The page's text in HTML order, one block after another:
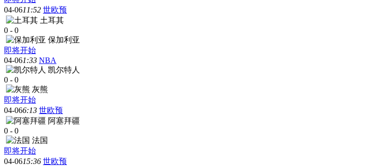
04-0611:52 世欧预
土耳其
0 - 0
保加利亚
即将开始
04-061:33 NBA
凯尔特人
0 - 0
灰熊
即将开始
04-066:13 世欧预
阿塞拜疆
0 - 0
法国
即将开始
04-0615:36 世欧预